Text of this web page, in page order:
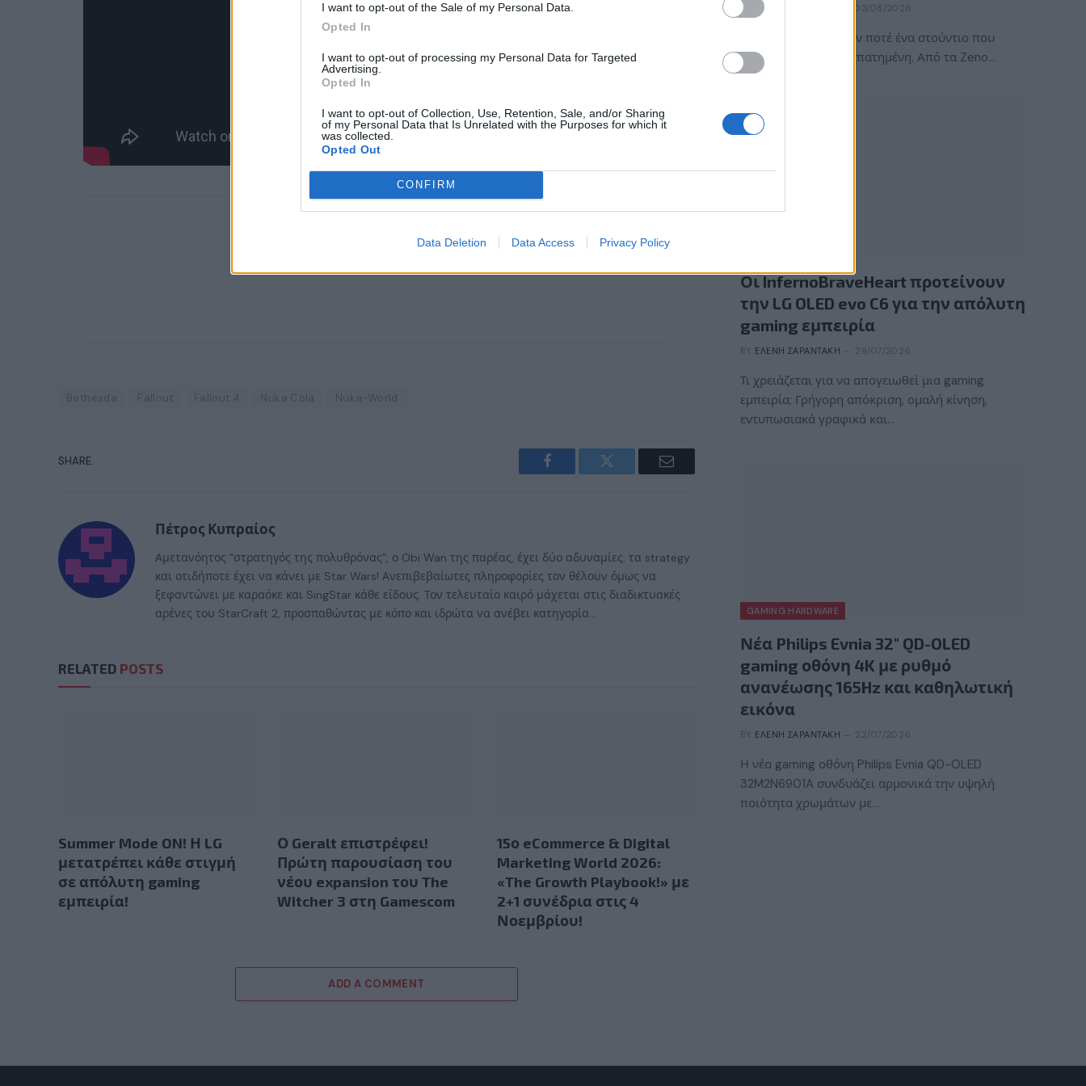
I want to opt-out of the Sale of my Personal Data.
Opted In
I want to opt-out of processing my Personal Data for Targeted
Advertising.
Opted In
I want to opt-out of Collection, Use, Retention, Sale, and/or Sharing
of my Personal Data that Is Unrelated with the Purposes for which it
was collected.
Opted Out
CONFIRM
Data Deletion Data Access Privacy Policy
Bethesda Fallout Fallout 4 Nuka Cola Nuka-World
SHARE.
Facebook Twitter Email
Πέτρος Κυπραίος
Αμετανόητος “στρατηγός της πολυθρόνας”, ο Obi Wan της παρέας, έχει δύο αδυναμίες: τα strategy
και οτιδήποτε έχει να κάνει με Star Wars! Ανεπιβεβαίωτες πληροφορίες τον θέλουν όμως να
ξεφαντώνει με καραόκε και SingStar κάθε είδους. Τον τελευταίο καιρό μάχεται στις διαδικτυακές
αρένες του StarCraft 2, προσπαθώντας με κόπο και ιδρώτα να ανέβει κατηγορία...
RELATED POSTS
Summer Mode ON! Η LG
μετατρέπει κάθε στιγμή
σε απόλυτη gaming
εμπειρία!
Ο Geralt επιστρέφει!
Πρώτη παρουσίαση του
νέου expansion του The
Witcher 3 στη Gamescom
15ο eCommerce & Digital
Marketing World 2026:
«The Growth Playbook!» με
2+1 συνέδρια στις 4
Νοεμβρίου!
ADD A COMMENT
BY ΠΈΤΡΟΣ ΚΥΠΡΑΊΟΣ 03/08/2026
Η ACE Team δεν ήταν ποτέ ένα στούντιο που
ακολουθούσε την πεπατημένη. Από τα Zeno…
Οι InfernoBraveHeart προτείνουν
την LG OLED evo C6 για την απόλυτη
gaming εμπειρία
BY ΕΛΈΝΗ ΣΑΡΑΝΤΆΚΗ 28/07/2026
Τι χρειάζεται για να απογειωθεί μια gaming
εμπειρία; Γρήγορη απόκριση, ομαλή κίνηση,
εντυπωσιακά γραφικά και…
GAMING HARDWARE
Νέα Philips Evnia 32″ QD-OLED
gaming οθόνη 4K με ρυθμό
ανανέωσης 165Hz και καθηλωτική
εικόνα
BY ΕΛΈΝΗ ΣΑΡΑΝΤΆΚΗ 22/07/2026
Η νέα gaming οθόνη Philips Evnia QD-OLED
32M2N6901A συνδυάζει αρμονικά την υψηλή
ποιότητα χρωμάτων με…